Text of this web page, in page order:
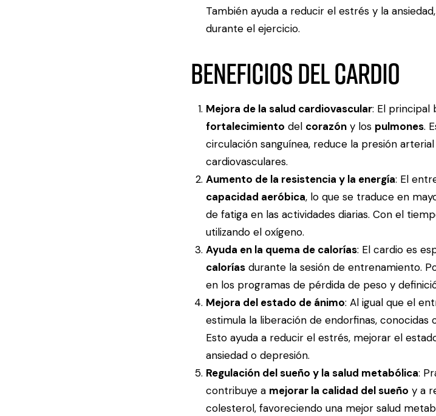
También ayuda a reducir el estrés y la
durante el ejercicio.
Beneficios del cardio
Mejora de la salud cardiovascular: El principal
fortalecimiento del corazón y los pulmones.
circulación sanguínea, reduce la presión
cardiovasculares.
Aumento de la resistencia y la energía: El
capacidad aeróbica, lo que se traduce en
de fatiga en las actividades diarias. Con el
utilizando el oxígeno.
Ayuda en la quema de calorías: El cardio es
calorías durante la sesión de entrenamiento.
en los programas de pérdida de peso y
Mejora del estado de ánimo: Al igual que el
estimula la liberación de endorfinas, conocidas
Esto ayuda a reducir el estrés, mejorar el
ansiedad o depresión.
Regulación del sueño y la salud metabólica:
contribuye a mejorar la calidad del sueño y a
colesterol, favoreciendo una mejor salud